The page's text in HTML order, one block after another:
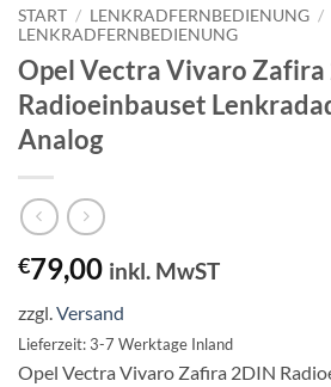
START / LENKRADFERNBEDIENUNG /
LENKRADFERNBEDIENUNG
Opel Vectra Vivaro Zafira
Radioeinbauset
Analog
€79,00 inkl. MwST
zzgl.Versand
Lieferzeit: 3-7 Werktage Inland
Opel Vectra Vivaro Zafira 2DIN